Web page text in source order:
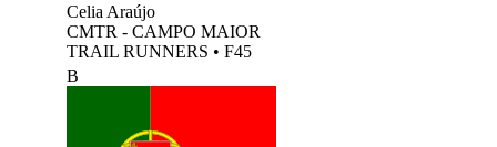
Celia Araújo
CMTR - CAMPO MAIOR
TRAIL RUNNERS • F45
B